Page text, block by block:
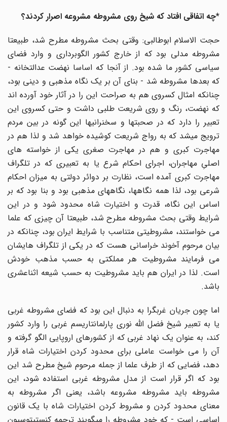
*چه اتفاقی افتاد که شیخ روی مشروطه مشروعه اصرار کردند؟
حجت الاسلام ابوطالبی: وقتی بحث مشروطه مطرح شد، طبیعتا
مشروطه مدلی بود که از خارج کشور الگوبرداری و وارد فضای
سیاسی کشور ما شده بود. از آنجا که اساسا نهضت عدالتخانه -
که بعدها مشروطه شد - بنای آن بر یک نگاه مذهبی و دینی بود،
چنانکه امثال کسروی هم به صراحت این را در آثار خود آورده اند
که نهضت، رنگ و روی شریعت طلبی داشت و حتی کسروی این
تعبیر را دارد که در صحبتها و سخنرانیها این گونه در بین مردم
ترویج میشد که به رواج شریعت کوشیده خواهد شد و لذا هم در
مهاجرت کبری و هم در مهاجرت صغری یکی از خواسته های
اصلیِ مهاجران، اجرای احکام شرع یا به تعبیری که در تلگراف
مهاجرت کبری آمده است، نظارت بر دوائر دولتی به میزان احکام
شرعی بود، لذا همه نگاهها، نگاههای مذهبی بود و بنا بود که بر
اساس این نگاه، قدرت و اختیارت شاه محدود شود و در این
شرایط وقتی بحث مشروطه مطرح شد، طبیعتا آن چیزی که علما
می خواستند، مشروطیتی متناسب با شرایط ایران بود، چنانکه در
بیان مرحوم آخوند خراسانی هست که در یکی از تلگراف هایشان
می فرمایند مشروطیت هر مملکتی به حسب مذهب خودش
است. لذا در ایران هم باید مشروطیت به حسب شیعه اثناعشری
باشد.
اما چون جریان غربگرا به دنبال این بود که فضای مشروطه غربی
یا به تعبیر شیخ فضل الله نوری پارلمانتاریسم غربی را وارد کشور
کند، به عنوان یک نهاد غربی که از کشورهای اروپایی الگو گرفته و
آن را می خواست عاملی برای محدود کردن اختیارات شاه قرار
دهد، فضایی که از طرف علما از جمله مرحوم شیخ مطرح شد این
بود که اگر قرار است از مدل مشروطه غربی استفاده شود، این
مشروطه باید مشروطه مشروعه باشد، یعنی اگر مشروطه به
معنای محدود کردن و مشروط کردن اختیارات شاه با یک قانون